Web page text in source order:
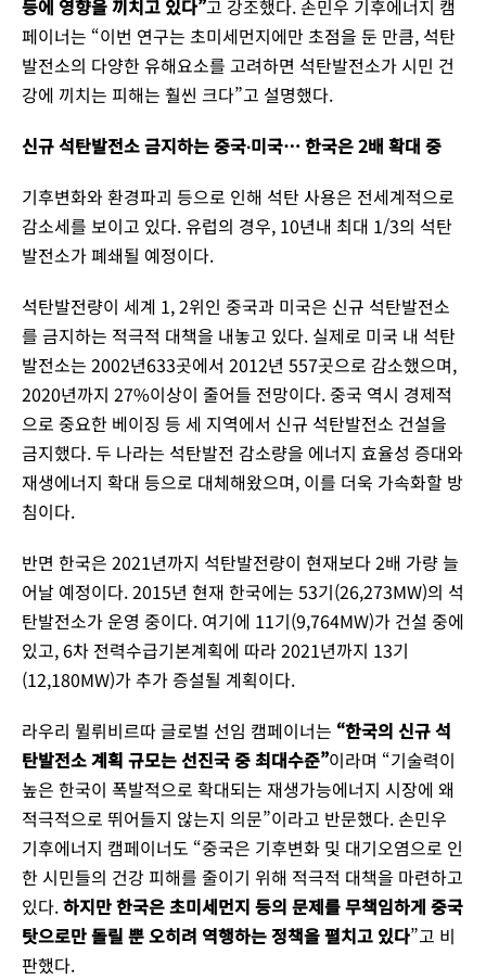
등에 영향을 끼치고 있다”고 강조했다. 손민우 기후에너지 캠
페이너는 “이번 연구는 초미세먼지에만 초점을 둔 만큼, 석탄
발전소의 다양한 유해요소를 고려하면 석탄발전소가 시민 건
강에 끼치는 피해는 훨씬 크다”고 설명했다.
신규 석탄발전소 금지하는 중국∙미국… 한국은 2배 확대 중
기후변화와 환경파괴 등으로 인해 석탄 사용은 전세계적으로
감소세를 보이고 있다. 유럽의 경우, 10년내 최대 1/3의 석탄
발전소가 폐쇄될 예정이다.
석탄발전량이 세계 1, 2위인 중국과 미국은 신규 석탄발전소
를 금지하는 적극적 대책을 내놓고 있다. 실제로 미국 내 석탄
발전소는 2002년633곳에서 2012년 557곳으로 감소했으며,
2020년까지 27%이상이 줄어들 전망이다. 중국 역시 경제적
으로 중요한 베이징 등 세 지역에서 신규 석탄발전소 건설을
금지했다. 두 나라는 석탄발전 감소량을 에너지 효율성 증대와
재생에너지 확대 등으로 대체해왔으며, 이를 더욱 가속화할 방
침이다.
반면 한국은 2021년까지 석탄발전량이 현재보다 2배 가량 늘
어날 예정이다. 2015년 현재 한국에는 53기(26,273MW)의 석
탄발전소가 운영 중이다. 여기에 11기(9,764MW)가 건설 중에
있고, 6차 전력수급기본계획에 따라 2021년까지 13기
(12,180MW)가 추가 증설될 계획이다.
라우리 뮐뤼비르따 글로벌 선임 캠페이너는 “한국의 신규 석
탄발전소 계획 규모는 선진국 중 최대수준”이라며 “기술력이
높은 한국이 폭발적으로 확대되는 재생가능에너지 시장에 왜
적극적으로 뛰어들지 않는지 의문”이라고 반문했다. 손민우
기후에너지 캠페이너도 “중국은 기후변화 및 대기오염으로 인
한 시민들의 건강 피해를 줄이기 위해 적극적 대책을 마련하고
있다.하지만 한국은 초미세먼지 등의 문제를 무책임하게 중국
탓으로만 돌릴 뿐 오히려 역행하는 정책을 펼치고 있다”고 비
판했다.